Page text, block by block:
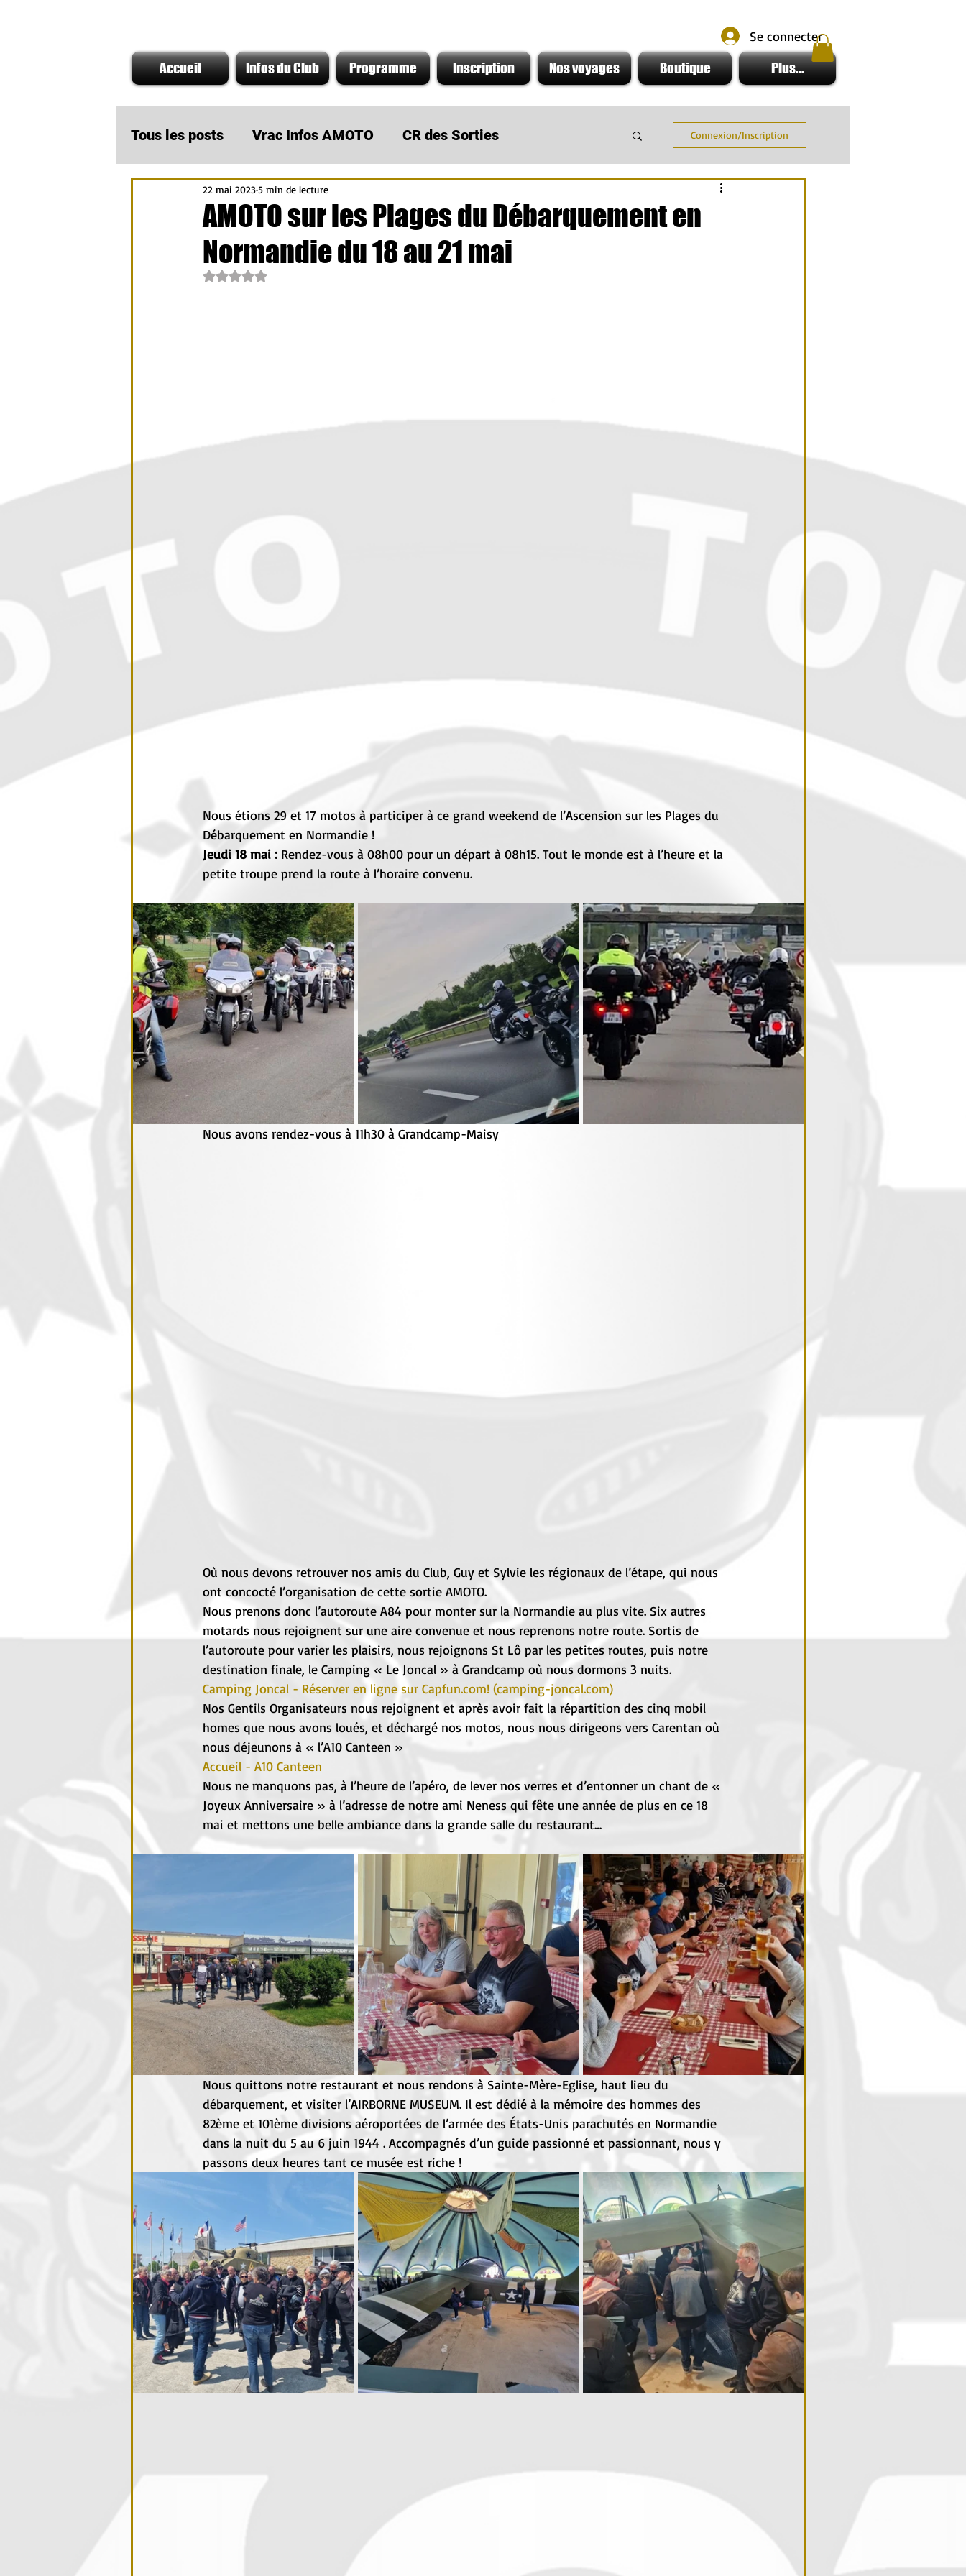
Se connecter
Accueil Infos du Club Programme Inscription Nos voyages Boutique Plus...
Tous les posts Vrac Infos AMOTO CR des Sorties
A ne pas rater Infos du Moment
Actu Partenaire AMOTO
Connexion/Inscription
AMOTO sur les Plages du Débarquement en
Normandie du 18 au 21 mai
22 mai 20235 min de lecture
Noté NaN étoiles sur 5.
Nous étions 29 et 17 motos à participer à ce grand weekend de l’Ascension sur les Plages du
Débarquement en Normandie !
Jeudi 18 mai : Rendez-vous à 08h00 pour un départ à 08h15. Tout le monde est à l’heure et la
petite troupe prend la route à l’horaire convenu.
Nous avons rendez-vous à 11h30 à Grandcamp-Maisy
Où nous devons retrouver nos amis du Club, Guy et Sylvie les régionaux de l’étape, qui nous
ont concocté l’organisation de cette sortie AMOTO.
Nous prenons donc l’autoroute A84 pour monter sur la Normandie au plus vite. Six autres
motards nous rejoignent sur une aire convenue et nous reprenons notre route. Sortis de
l’autoroute pour varier les plaisirs, nous rejoignons St Lô par les petites routes, puis notre
destination finale, le Camping « Le Joncal » à Grandcamp où nous dormons 3 nuits.
Camping Joncal - Réserver en ligne sur Capfun.com! (camping-joncal.com)
Nos Gentils Organisateurs nous rejoignent et après avoir fait la répartition des cinq mobil
homes que nous avons loués, et déchargé nos motos, nous nous dirigeons vers Carentan où
nous déjeunons à « l’A10 Canteen »
Accueil - A10 Canteen
Nous ne manquons pas, à l’heure de l’apéro, de lever nos verres et d’entonner un chant de «
Joyeux Anniversaire » à l’adresse de notre ami Neness qui fête une année de plus en ce 18
mai et mettons une belle ambiance dans la grande salle du restaurant…
Nous quittons notre restaurant et nous rendons à Sainte-Mère-Eglise, haut lieu du
débarquement, et visiter l’AIRBORNE MUSEUM. Il est dédié à la mémoire des hommes des
82ème et 101ème divisions aéroportées de l’armée des États-Unis parachutés en Normandie
dans la nuit du 5 au 6 juin 1944 . Accompagnés d’un guide passionné et passionnant, nous y
passons deux heures tant ce musée est riche !